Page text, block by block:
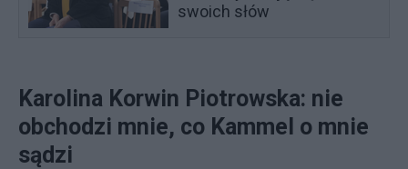
swoich słów
Karolina Korwin Piotrowska: nie
obchodzi mnie, co Kammel o mnie
sądzi